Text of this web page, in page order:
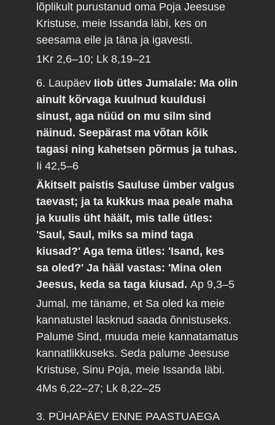
lõplikult purustanud oma Poja Jeesuse
Kristuse, meie Issanda läbi, kes on
seesama eile ja täna ja igavesti.
1Kr 2,6–10; Lk 8,19–21
6. Laupäev Iiob ütles Jumalale: Ma olin
ainult kõrvaga kuulnud kuuldusi
sinust, aga nüüd on mu silm sind
näinud. Seepärast ma võtan kõik
tagasi ning kahetsen põrmus ja tuhas.
Ii 42,5–6
Äkitselt paistis Sauluse ümber valgus
taevast; ja ta kukkus maa peale maha
ja kuulis üht häält, mis talle ütles:
'Saul, Saul, miks sa mind taga
kiusad?' Aga tema ütles: 'Isand, kes
sa oled?' Ja hääl vastas: 'Mina olen
Jeesus, keda sa taga kiusad.Ap 9,3–5
Jumal, me täname, et Sa oled ka meie
kannatustel lasknud saada õnnistuseks.
Palume Sind, muuda meie kannatamatus
kannatlikkuseks. Seda palume Jeesuse
Kristuse, Sinu Poja, meie Issanda läbi.
4Ms 6,22–27; Lk 8,22–25
3. PÜHAPÄEV ENNE PAASTUAEGA